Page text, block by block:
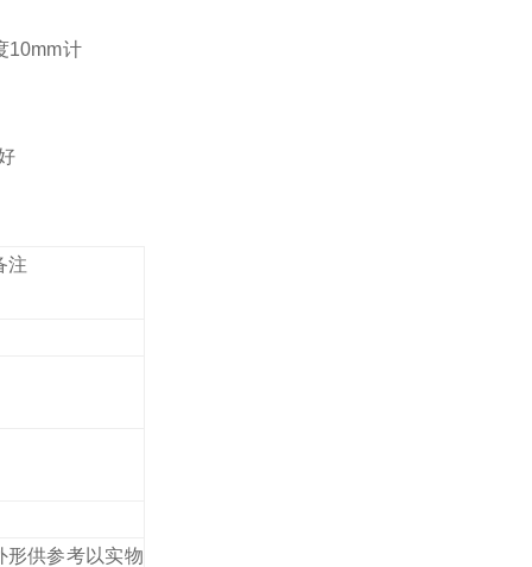
10mm计
注
形供参考以实物